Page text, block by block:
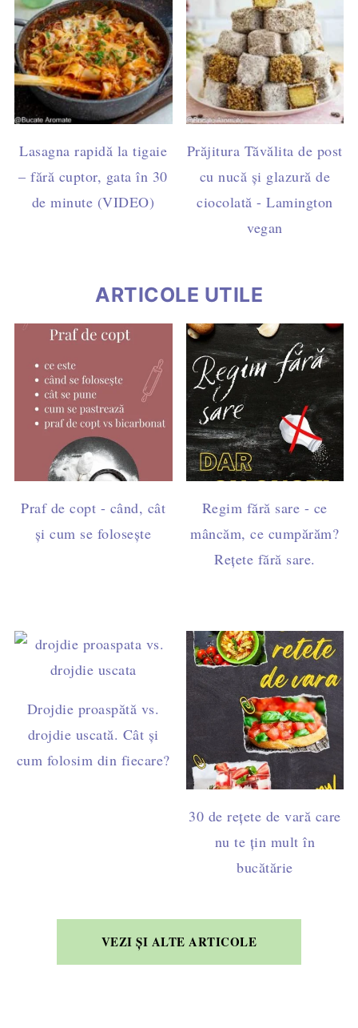
Lasagna rapidă la tigaie
– fără cuptor, gata în 30
de minute (VIDEO)
Prăjitura Tăvălita de post
cu nucă și glazură de
ciocolată - Lamington
vegan
ARTICOLE UTILE
Praf de copt - când, cât
și cum se folosește
Regim fără sare - ce
mâncăm, ce cumpărăm?
Rețete fără sare.
Drojdie proaspătă vs.
drojdie uscată. Cât și
cum folosim din fiecare?
30 de rețete de vară care
nu te țin mult în
bucătărie
VEZI ȘI ALTE ARTICOLE